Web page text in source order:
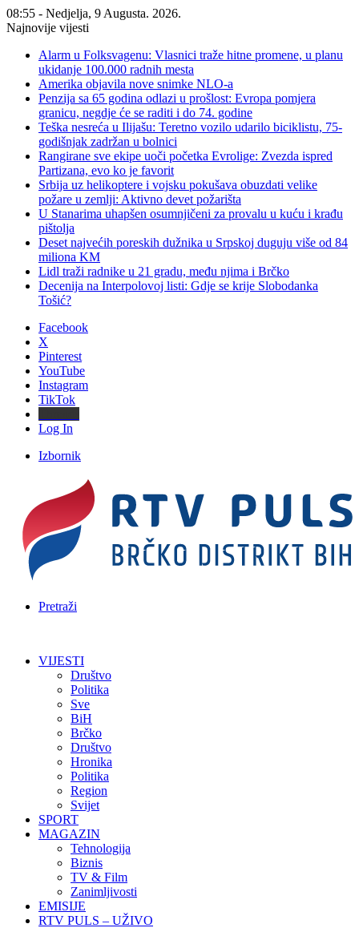
08:55 - Nedjelja, 9 Augusta. 2026.
Najnovije vijesti
Alarm u Folksvagenu: Vlasnici traže hitne promene, u planu
ukidanje 100.000 radnih mesta
Amerika objavila nove snimke NLO-a
Penzija sa 65 godina odlazi u prošlost: Evropa pomjera
granicu, negdje će se raditi i do 74. godine
Teška nesreća u Ilijašu: Teretno vozilo udarilo biciklistu, 75-
godišnjak zadržan u bolnici
Rangirane sve ekipe uoči početka Evrolige: Zvezda ispred
Partizana, evo ko je favorit
Srbija uz helikoptere i vojsku pokušava obuzdati velike
požare u zemlji: Aktivno devet požarišta
U Stanarima uhapšen osumnjičeni za provalu u kuću i krađu
pištolja
Deset najvećih poreskih dužnika u Srpskoj duguju više od 84
miliona KM
Lidl traži radnike u 21 gradu, među njima i Brčko
Decenija na Interpolovoj listi: Gdje se krije Slobodanka
Tošić?
Facebook
X
Pinterest
YouTube
Instagram
TikTok
Log In
Izbornik
Pretraži
VIJESTI
Društvo
Politika
Sve
BiH
Brčko
Društvo
Hronika
Politika
Region
Svijet
SPORT
MAGAZIN
Tehnologija
Biznis
TV & Film
Zanimljivosti
EMISIJE
RTV PULS – UŽIVO